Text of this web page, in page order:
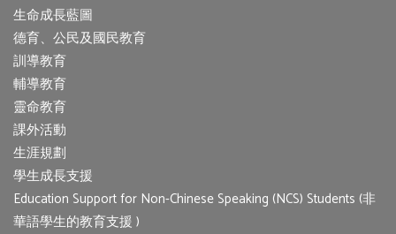
生命成長藍圖
德育、公民及國民教育
訓導教育
輔導教育
靈命教育
課外活動
生涯規劃
學生成長支援
Education Support for Non-Chinese Speaking (NCS) Students (非
華語學生的教育支援 )